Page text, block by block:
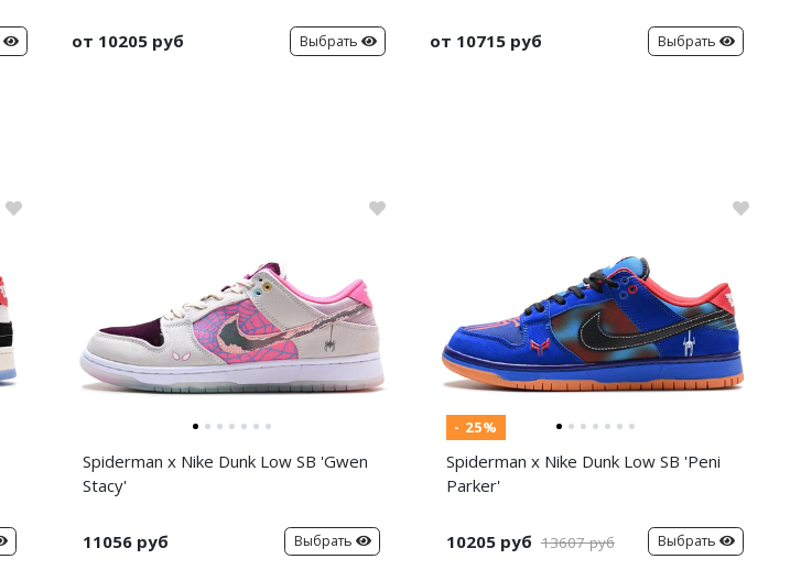
от 10205 руб Выбрать от 10715 руб Выбрать
Spiderman x Nike Dunk Low SB 'Gwen
Stacy'
11056 руб Выбрать
- 25%
Spiderman x Nike Dunk Low SB 'Peni
Parker'
10205 руб 13607 руб Выбрать